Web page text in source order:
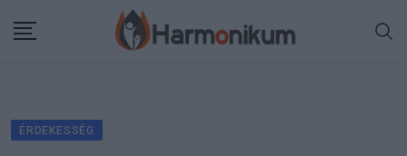
ÉRDEKESSÉG